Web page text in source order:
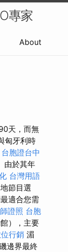
專家
About
天，而無
匈牙利時
台胞證台中
由於其年
台灣用語
節目選
適合您需
證照 台胞
），主要
行銷 湄
邊界最終